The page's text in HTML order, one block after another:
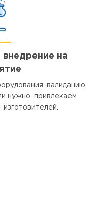
на
валидацию,
нужно, привлекаем